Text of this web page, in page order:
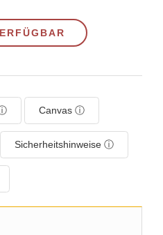
Canvas ⓘ
Sicherheitshinweise ⓘ